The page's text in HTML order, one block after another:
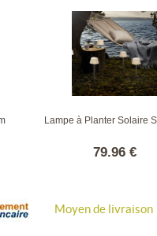
Lampe à Planter Solaire
79.96 €
Moyen de livraison